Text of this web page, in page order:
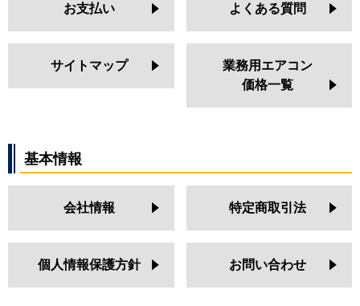
お支払い よくある質問
サイトマップ
業務用エアコン
価格一覧
基本情報
会社情報 特定商取引法
個人情報保護方針 お問い合わせ